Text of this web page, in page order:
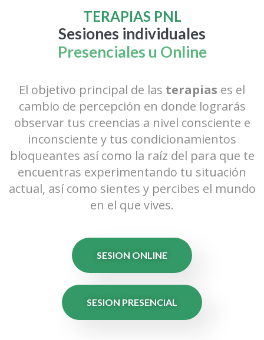
TERAPIAS PNL
Sesiones individuales
Presenciales u Online
El objetivo principal de las terapias es el
cambio de percepción en donde lograrás
observar tus creencias a nivel consciente e
inconsciente y tus condicionamientos
bloqueantes así como la raíz del para que te
encuentras experimentando tu situación
actual, así como sientes y percibes el mundo
en el que vives.
SESION ONLINE
SESION PRESENCIAL